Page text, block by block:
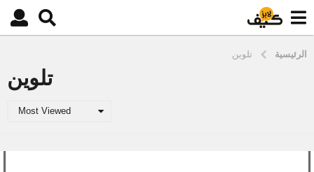
الرئيسية تلوين
تلوين
Most Viewed